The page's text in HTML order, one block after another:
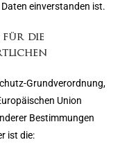
einverstanden ist.
für die
Grundverordnung,
Union
Bestimmungen
ist die: